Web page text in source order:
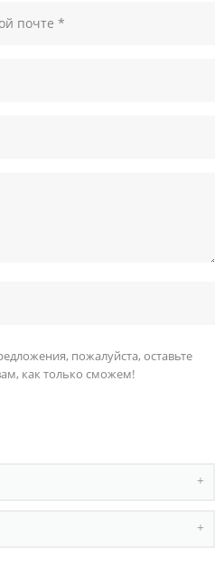
пожалуйста, оставьте
как только сможем!